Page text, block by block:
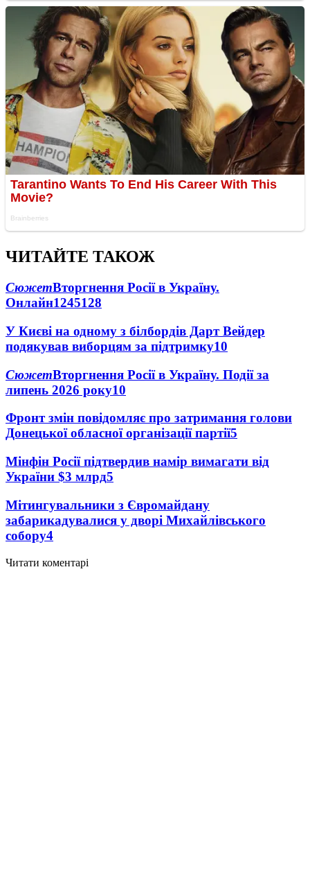
ЧИТАЙТЕ ТАКОЖ
СюжетВторгнення Росії в Україну.
Онлайн1245128
У Києві на одному з білбордів Дарт Вейдер
подякував виборцям за підтримку10
СюжетВторгнення Росії в Україну. Події за
липень 2026 року10
Фронт змін повідомляє про затримання голови
Донецької обласної організації партії5
Мінфін Росії підтвердив намір вимагати від
України $3 млрд5
Мітингувальники з Євромайдану
забарикадувалися у дворі Михайлівського
собору4
Читати коментарі